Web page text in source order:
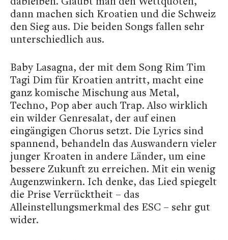
dann machen sich Kroatien und die Schweiz
den Sieg aus. Die beiden Songs fallen sehr
unterschiedlich aus.
Baby Lasagna, der mit dem Song Rim Tim
Tagi Dim für Kroatien antritt, macht eine
ganz komische Mischung aus Metal,
Techno, Pop aber auch Trap. Also wirklich
ein wilder Genresalat, der auf einen
eingängigen Chorus setzt. Die Lyrics sind
spannend, behandeln das Auswandern vieler
junger Kroaten in andere Länder, um eine
bessere Zukunft zu erreichen. Mit ein wenig
Augenzwinkern. Ich denke, das Lied spiegelt
die Prise Verrücktheit – das
Alleinstellungsmerkmal des ESC – sehr gut
wider.